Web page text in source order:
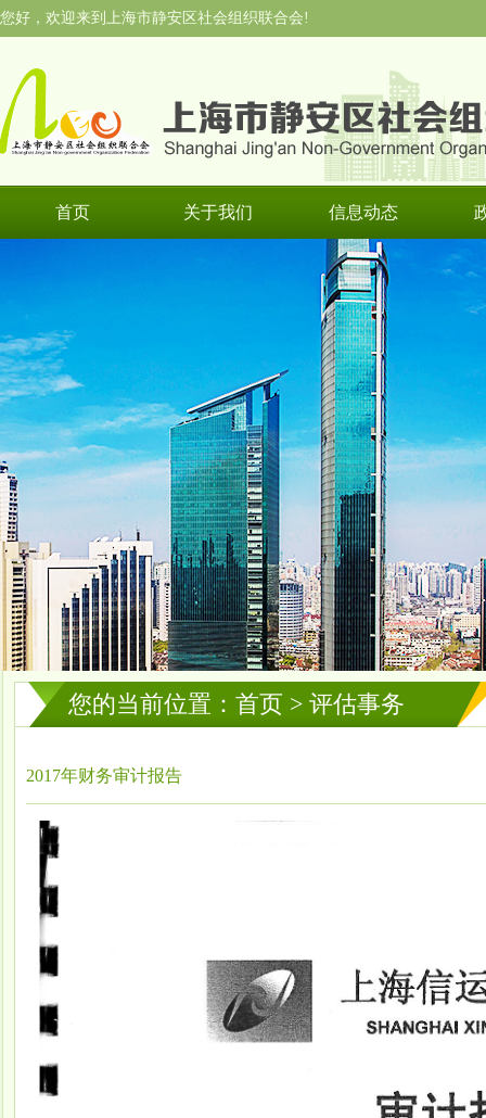
您好，欢迎来到上海市静安区社会组织联合会!
首页 关于我们 信息动态
您的当前位置：首页 > 评估事务
2017年财务审计报告